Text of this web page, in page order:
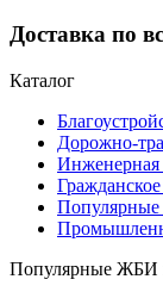
Доставка по
Каталог
Дорожно-
Инженерная
Популярные ЖБИ